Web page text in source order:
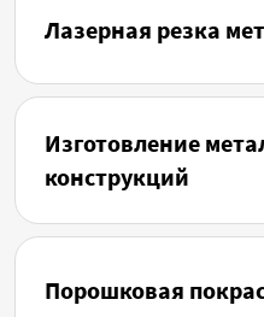
Лазерная резка
Изготовление
конструкций
Порошковая